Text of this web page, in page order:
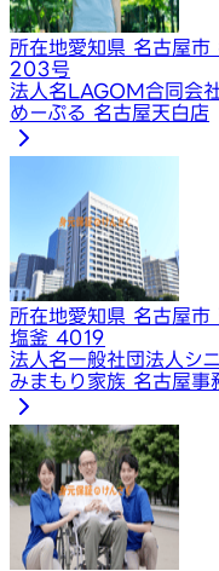
所在地愛知県 名古屋
203号
法人名LAGOM合同会
めーぷる 名古屋天白店
所在地愛知県 名古屋
塩釜 4019
法人名一般社団法人シ
みまもり家族 名古屋事